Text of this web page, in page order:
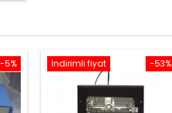
-5% -53%
İndirimli fiyat